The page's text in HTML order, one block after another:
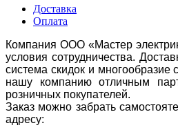
Доставка
Оплата
Компания ООО «Мастер
условия сотрудничества.
система скидок и многообразие
нашу компанию отличным
розничных покупателей.
Заказ можно забрать
адресу: